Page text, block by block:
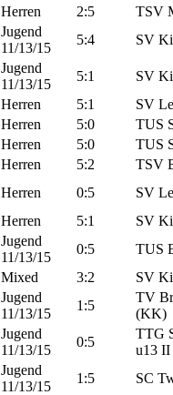
Herren 2:5
TSV
Jugend
11/13/15
5:4 SV
Jugend
11/13/15
5:1
SV
Herren 5:1
SV
Herren 5:0
TUS
Herren 5:0
TUS
Herren 5:2
TSV
Herren 0:5
SV
Herren 5:1
SV
Jugend
11/13/15
0:5
TUS
Mixed 3:2
SV
Jugend
11/13/15
1:5
TV
(KK)
Jugend
11/13/15
0:5
TTG
u13
Jugend
11/13/15
1:5
SC